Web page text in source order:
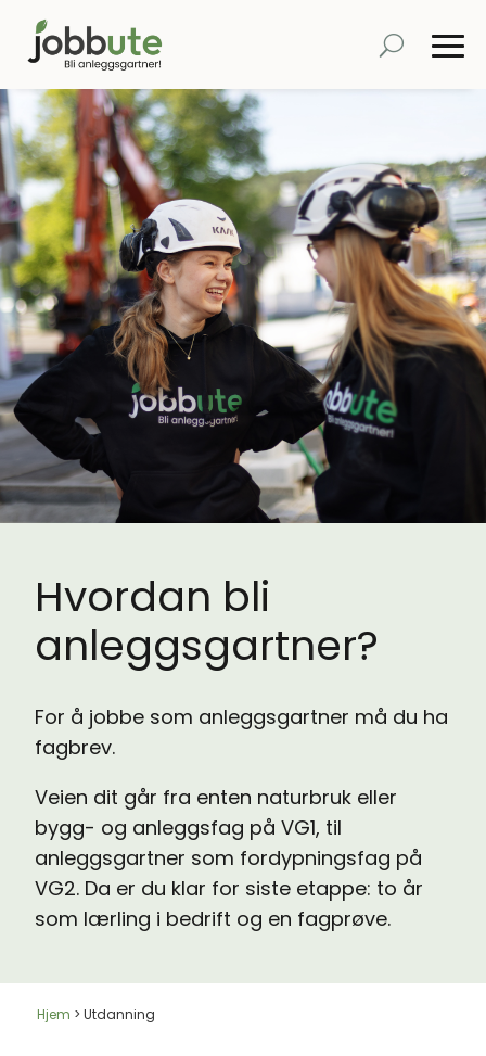
Hvordan bli
anleggsgartner?
For å jobbe som anleggsgartner må du ha
fagbrev.
Veien dit går fra enten naturbruk eller
bygg- og anleggsfag på VG1, til
anleggsgartner som fordypningsfag på
VG2. Da er du klar for siste etappe: to år
som lærling i bedrift og en fagprøve.
Hjem > Utdanning